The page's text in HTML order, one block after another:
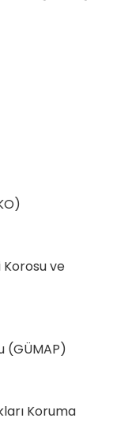
Korosu ve
(GÜMAP)
Koruma